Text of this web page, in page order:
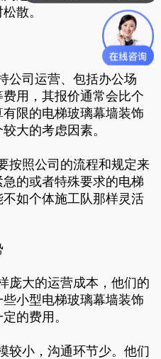
散。
公司运营、包括办公场
用，其报价通常会比个
限的电梯玻璃幕墙装饰
大的考虑因素。
按照公司的流程和规定来
的或者特殊要求的电梯
如个体施工队那样灵活
庞大的运营成本，他们的
小型电梯玻璃幕墙装饰
的费用。
较小，沟通环节少。他们